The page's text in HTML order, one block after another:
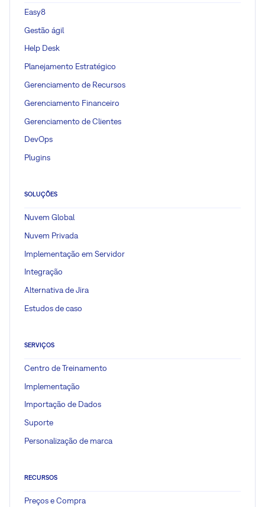
Easy8
Gestão ágil
Help Desk
Planejamento Estratégico
Gerenciamento de Recursos
Gerenciamento Financeiro
Gerenciamento de Clientes
DevOps
Plugins
SOLUÇÕES
Nuvem Global
Nuvem Privada
Implementação em Servidor
Integração
Alternativa de Jira
Estudos de caso
SERVIÇOS
Centro de Treinamento
Implementação
Importação de Dados
Suporte
Personalização de marca
RECURSOS
Preços e Compra